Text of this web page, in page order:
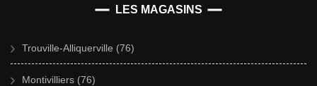
LES MAGASINS
Trouville-Alliquerville (76)
Montivilliers (76)